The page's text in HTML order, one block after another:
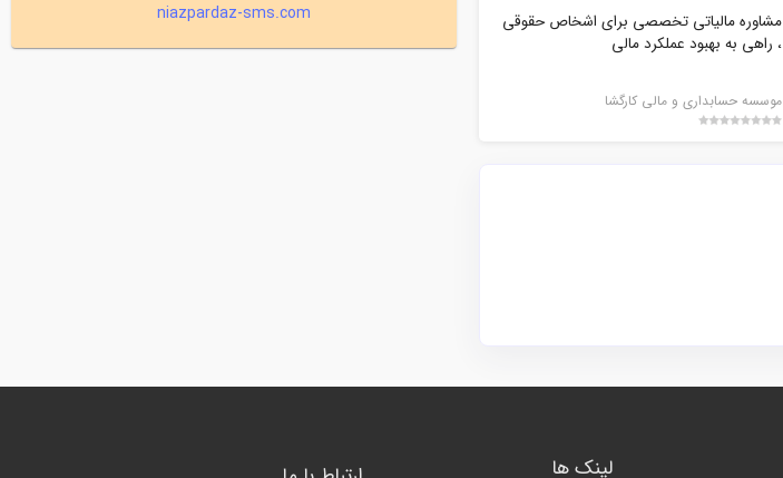
مشاوره مالیاتی تخصصی برای اشخاص حقوقی
، راهی به بهبود عملکرد مالی
موسسه حسابداری و مالی کارگشا
niazpardaz-sms.com
لینک ها